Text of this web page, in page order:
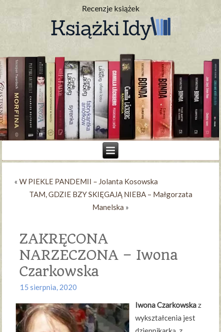
Recenzje książek
«W PIEKLE PANDEMII – Jolanta Kosowska
TAM, GDZIE BZY SKIĘGAJĄ NIEBA – Małgorzata
Manelska »
ZAKRĘCONA
NARZECZONA – Iwona
Czarkowska
15 sierpnia, 2020
Iwona Czarkowska z
wykształcenia jest